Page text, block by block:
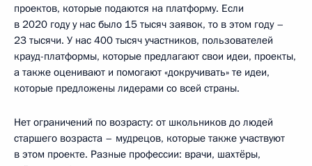
проектов, которые подаются на платформу. Если
в 2020 году у нас было 15 тысяч заявок, то в этом году –
23 тысячи. У нас 400 тысяч участников, пользователей
крауд-платформы, которые предлагают свои идеи, проекты,
а также оценивают и помогают «докручивать» те идеи,
которые предложены лидерами со всей страны.
Нет ограничений по возрасту: от школьников до людей
старшего возраста – мудрецов, которые также участвуют
в этом проекте. Разные профессии: врачи, шахтёры,